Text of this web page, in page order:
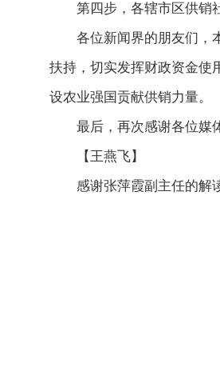
第四步，各辖市区供销
各位新闻界的朋友们，
扶持，切实发挥财政资金使
设农业强国贡献供销力量。
最后，再次感谢各位媒
【王燕飞】
感谢张萍霞副主任的解